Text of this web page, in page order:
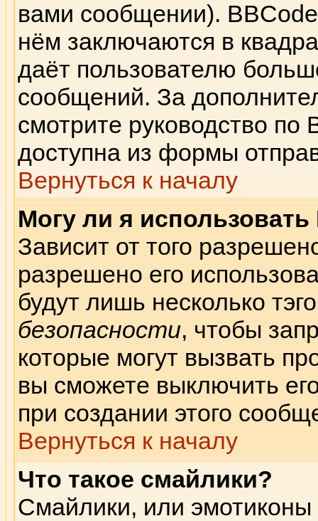
вами сообщении).
нём заключаются в
даёт пользователю
сообщений. За
смотрите руководство по
доступна из формы
Вернуться к началу
Могу ли я использовать
Зависит от того
разрешено его
будут лишь несколько
безопасности, чтобы
которые могут вызвать
вы сможете выключить
при создании этого
Вернуться к началу
Что такое смайлики?
Смайлики, или